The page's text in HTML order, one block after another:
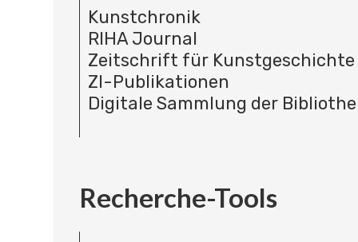
Kunstchronik
RIHA Journal
Zeitschrift für Kunstgeschichte
ZI-Publikationen
Digitale Sammlung der
Recherche-Tools